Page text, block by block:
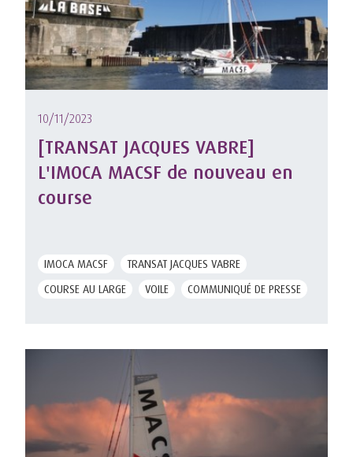
10/11/2023
[TRANSAT JACQUES VABRE]
L'IMOCA MACSF de nouveau en
course
IMOCA MACSF
TRANSAT JACQUES VABRE
COURSE AU LARGE
VOILE COMMUNIQUÉ DE PRESSE